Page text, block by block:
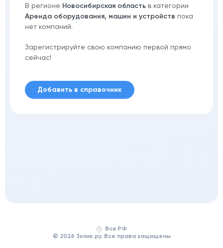
В регионе Новосибирская область в категории
Аренда оборудования, машин и устройств пока
нет компаний.
Зарегистрируйте свою компанию первой прямо
сейчас!
Добавить в справочник
Вся РФ
© 2026 3клик.ру. Все права защищены